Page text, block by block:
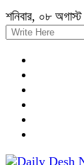
শনিবার, ০৮